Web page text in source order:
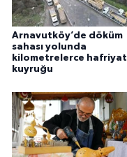
Arnavutköy’de döküm
sahası yolunda
kilometrelerce hafriyat
kuyruğu